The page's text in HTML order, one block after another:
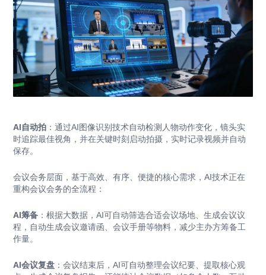
AI自动拍 ：通过AI图像识别技术自动检测人物动作变化，镜头实
时追踪最佳视角，并在关键时刻启动拍摄，实时记录视频并自动
保存。
会议会务层面，基于高效、有序、便捷的核心需求，AI技术正在
重构会议会务的全流程：
AI筹备 ：根据大数据，AI可自动筛选合适会议场地、生成会议议
程，自动生成会议邀请函、会议手册等物料，减少主办方筹备工
作量。
AI会议复盘 ：会议结束后，AI可自动整理会议纪要、提取核心观